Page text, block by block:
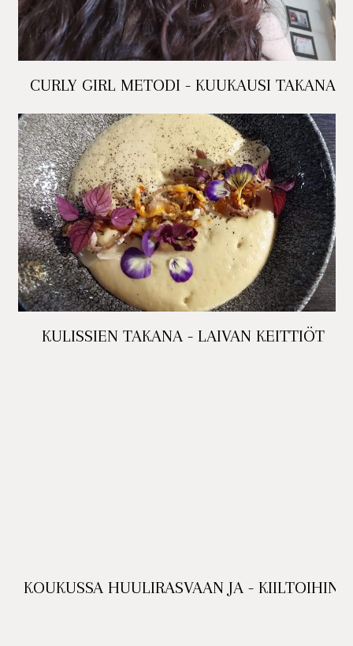
CURLY GIRL METODI - KUUKAUSI TAKANA
KULISSIEN TAKANA - LAIVAN KEITTIÖT
KOUKUSSA HUULIRASVAAN JA - KIILTOIHIN.